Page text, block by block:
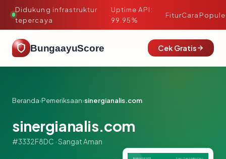
Didukung infrastruktur
tepercaya
·
Uptime API:
99.95%
FiturCara
BungaayuScore Cek Gratis
Beranda›Pemeriksaan›sinergianalis.com
sinergianalis.com
#3332F8DC · Sangat Aman